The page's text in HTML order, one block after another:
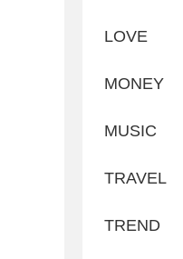
LOVE
MONEY
MUSIC
TRAVEL
TREND